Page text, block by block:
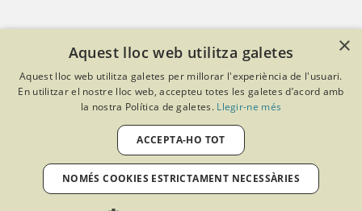
Criteris de privacitat
Política de cookies
Avís legal
Política de qualitat
Desenvolupat amb Softeng Portal Builder
×
Aquest lloc web utilitza galetes
Aquest lloc web utilitza galetes per millorar l'experiència de l'usuari.
En utilitzar el nostre lloc web, accepteu totes les galetes d’acord amb
la nostra Política de galetes. Llegir-ne més
ACCEPTA-HO TOT
NOMÉS COOKIES ESTRICTAMENT NECESSÀRIES